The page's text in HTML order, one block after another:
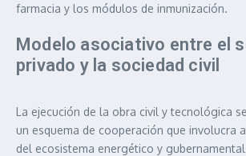
farmacia y los módulos de inmunización.
Modelo asociativo entre el
privado y la sociedad civil
La ejecución de la obra civil y tecnológica
un esquema de cooperación que involucra
del ecosistema energético y